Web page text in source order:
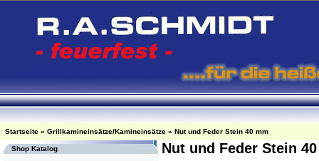
Startseite » Grillkamineinsätze/Kamineinsätze » Nut und Feder Stein 40 mm
Shop Katalog Nut und Feder Stein